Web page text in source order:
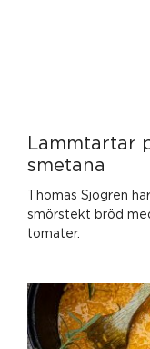
Lammtartar
smetana
Thomas Sjögren
smörstekt bröd
tomater.